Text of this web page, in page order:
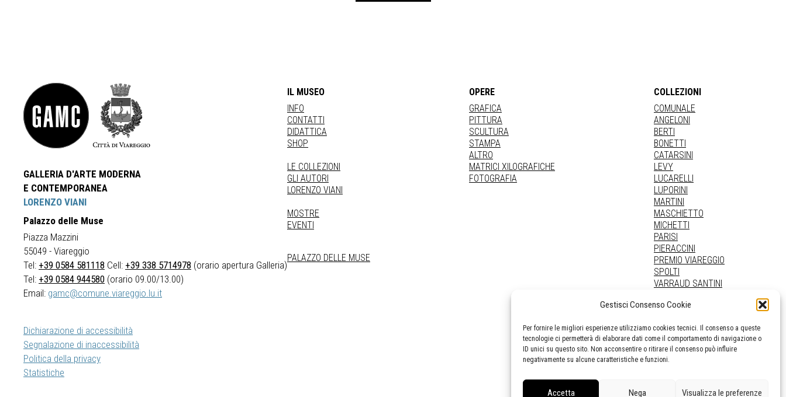
Gestisci Consenso Cookie
Per fornire le migliori esperienze utilizziamo cookies tecnici. Il consenso a queste
tecnologie ci permetterà di elaborare dati come il comportamento di navigazione o
ID unici su questo sito. Non acconsentire o ritirare il consenso può influire
negativamente su alcune caratteristiche e funzioni.
Accetta Nega Visualizza le preferenze
GALLERIA D'ARTE MODERNA
E CONTEMPORANEA
LORENZO VIANI
Palazzo delle Muse
Piazza Mazzini
55049 - Viareggio
Tel: +39 0584 581118 Cell: +39 338 5714978 (orario apertura Galleria)
Tel: +39 0584 944580 (orario 09.00/13.00)
Email: gamc@comune.viareggio.lu.it
Dichiarazione di accessibilità
Segnalazione di inaccessibilità
Politica della privacy
Statistiche
IL MUSEO
INFO
CONTATTI
DIDATTICA
SHOP
LE COLLEZIONI
GLI AUTORI
LORENZO VIANI
MOSTRE
EVENTI
PALAZZO DELLE MUSE
OPERE
GRAFICA
PITTURA
SCULTURA
STAMPA
ALTRO
MATRICI XILOGRAFICHE
FOTOGRAFIA
COLLEZIONI
COMUNALE
ANGELONI
BERTI
BONETTI
CATARSINI
LEVY
LUCARELLI
LUPORINI
MARTINI
MASCHIETTO
MICHETTI
PARISI
PIERACCINI
PREMIO VIAREGGIO
SPOLTI
VARRAUD SANTINI